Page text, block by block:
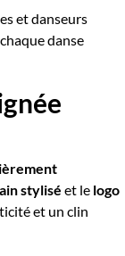
et danseurs
danse
stylisé et le logo
et un clin